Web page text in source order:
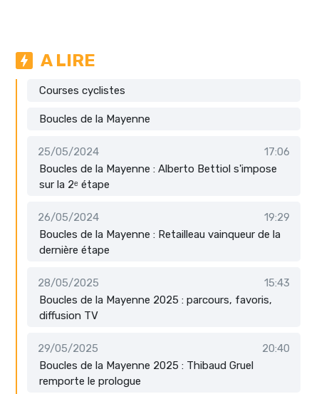
A LIRE
Courses cyclistes
Boucles de la Mayenne
25/05/2024
17:06
Boucles de la Mayenne : Alberto Bettiol s'impose
sur la 2ᵉ étape
26/05/2024
19:29
Boucles de la Mayenne : Retailleau vainqueur de la
dernière étape
28/05/2025
15:43
Boucles de la Mayenne 2025 : parcours, favoris,
diffusion TV
29/05/2025
20:40
Boucles de la Mayenne 2025 : Thibaud Gruel
remporte le prologue